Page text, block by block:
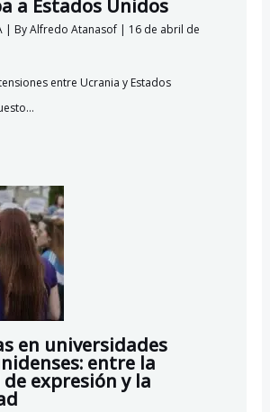
a Estados Unidos
| ByAlfredo Atanasof | 16 de abril de
entre Ucrania y Estados
en universidades
entre la
expresión y la